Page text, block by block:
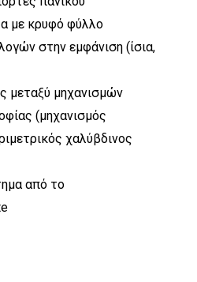
με κρυφό φύλλο
στην εμφάνιση (ίσια,
μεταξύ μηχανισμών
(μηχανισμός
χαλύβδινος
από το